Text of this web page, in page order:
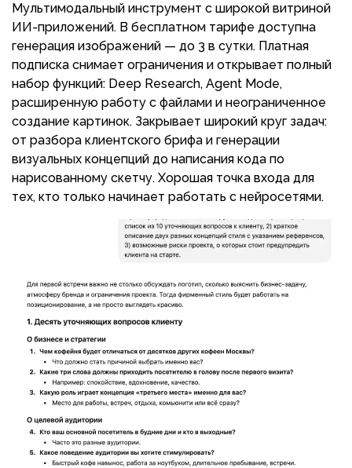
Мультимодальный инструмент с широкой витриной
ИИ-приложений. В бесплатном тарифе доступна
генерация изображений — до 3 в сутки. Платная
подписка снимает ограничения и открывает полный
набор функций: Deep Research, Agent Mode,
расширенную работу с файлами и неограниченное
создание картинок. Закрывает широкий круг задач:
от разбора клиентского брифа и генерации
визуальных концепций до написания кода по
нарисованному скетчу. Хорошая точка входа для
тех, кто только начинает работать с нейросетями.